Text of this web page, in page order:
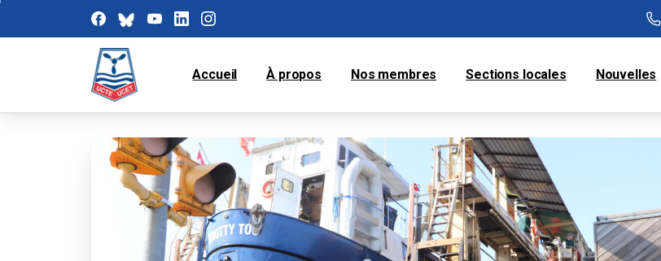
Accueil À propos Nos membres Sections locales Nouvelles